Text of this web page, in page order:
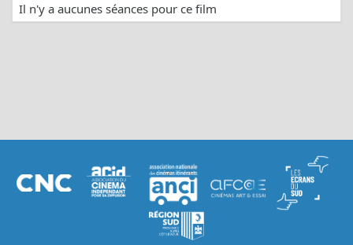
Il n'y a aucunes séances pour ce film